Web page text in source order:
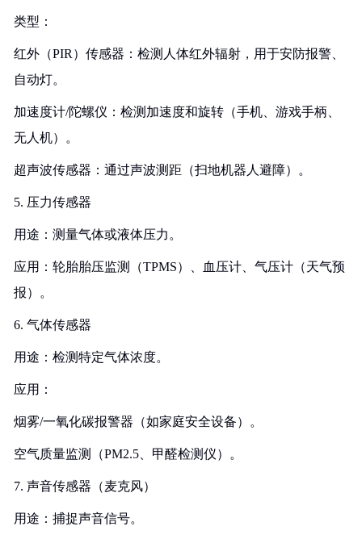
类型：
红外（PIR）传感器：检测人体红外辐射，用于安防报警、
自动灯。
加速度计/陀螺仪：检测加速度和旋转（手机、游戏手柄、
无人机）。
超声波传感器：通过声波测距（扫地机器人避障）。
5. 压力传感器
用途：测量气体或液体压力。
应用：轮胎胎压监测（TPMS）、血压计、气压计（天气预
报）。
6. 气体传感器
用途：检测特定气体浓度。
应用：
烟雾/一氧化碳报警器（如家庭安全设备）。
空气质量监测（PM2.5、甲醛检测仪）。
7. 声音传感器（麦克风）
用途：捕捉声音信号。